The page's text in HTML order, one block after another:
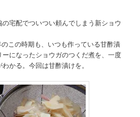
宅配でついつい頼んでしまう新ショウ
この時期も、いつも作っている甘酢漬
になったショウガのつくだ煮を、一度
かる。今回は甘酢漬けを。